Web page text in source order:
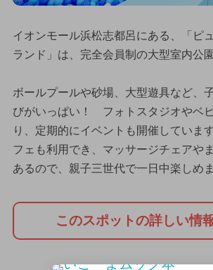
イオンモール浜松志都呂にある、「ピ
ランド」は、完全会員制の大型室内公園
ボールプールや砂場、大型遊具など、
びがいっぱい！ フォトスタジオやベ
り、定期的にイベントも開催していま
フェも利用でき、マッサージチェアや
あるので、親子三世代で一日中楽しめま
このスポットの詳しい情